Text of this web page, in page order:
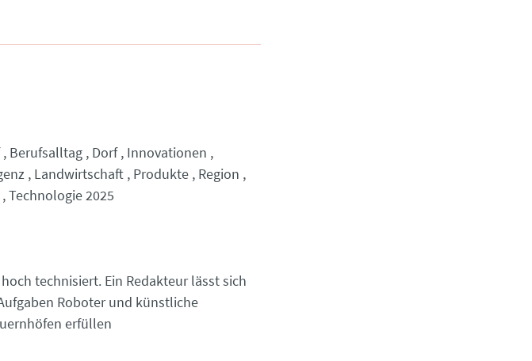
Berufsalltag Dorf Innovationen
Landwirtschaft Produkte Region
Technologie 2025
technisiert. Ein Redakteur lässt sich
Roboter und künstliche
erfüllen